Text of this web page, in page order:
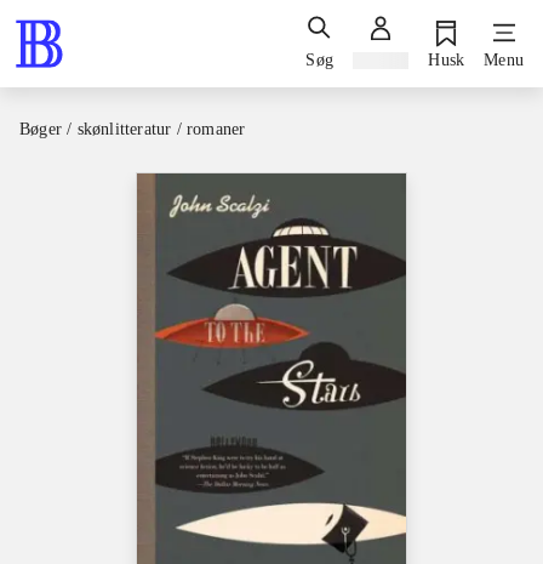
Søg Husk Menu
Bøger / skønlitteratur / romaner